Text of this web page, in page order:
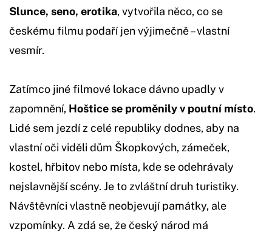
Slunce, seno, erotika, vytvořila něco, co se
českému filmu podaří jen výjimečně – vlastní
vesmír.
Zatímco jiné filmové lokace dávno upadly v
zapomnění, Hoštice se proměnily v poutní místo.
Lidé sem jezdí z celé republiky dodnes, aby na
vlastní oči viděli dům Škopkových, zámeček,
kostel, hřbitov nebo místa, kde se odehrávaly
nejslavnější scény. Je to zvláštní druh turistiky.
Návštěvníci vlastně neobjevují památky, ale
vzpomínky. A zdá se, že český národ má